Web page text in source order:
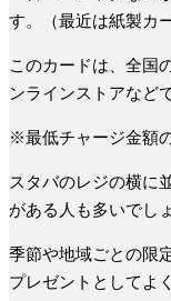
す。（最近は紙製カ
このカードは、全国
ンラインストアなど
※最低チャージ金額
スタバのレジの横に
がある人も多いでし
季節や地域ごとの限
プレゼントとしてよ